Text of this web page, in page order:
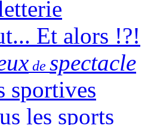
Et alors !?!
de spectacle
sportives
les sports